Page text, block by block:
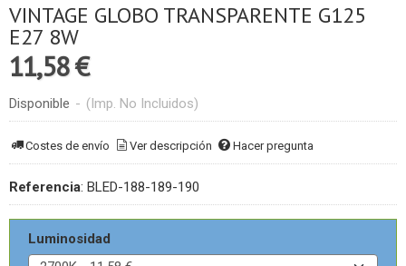
VINTAGE GLOBO TRANSPARENTE G125
E27 8W
11,58 €
Disponible - (Imp. No Incluidos)
Costes de envío Ver descripción Hacer pregunta
Referencia: BLED-188-189-190
Luminosidad